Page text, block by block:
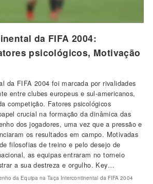
da FIFA 2004:
psicológicos, Motivação
da FIFA 2004 foi marcada por rivalidades
entre clubes europeus e sul-americanos,
competição. Fatores psicológicos
crucial na formação da dinâmica das
dos jogadores, uma vez que a pressão e
os resultados em campo. Motivadas
filosofias de treino e pelo desejo de
as equipas entraram no torneio
a sua destreza e orgulho. Key…
da Equipa na Taça Intercontinental da FIFA 2004